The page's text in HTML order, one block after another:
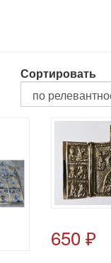
Сортировать
650 ₽